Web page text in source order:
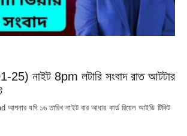
25) নাইট 8pm লটারি সংবাদ রাত আটটার
যদি ১৬ তারিখ নাইট বার আধার কার্ড রিয়েল আইডি টিকিট